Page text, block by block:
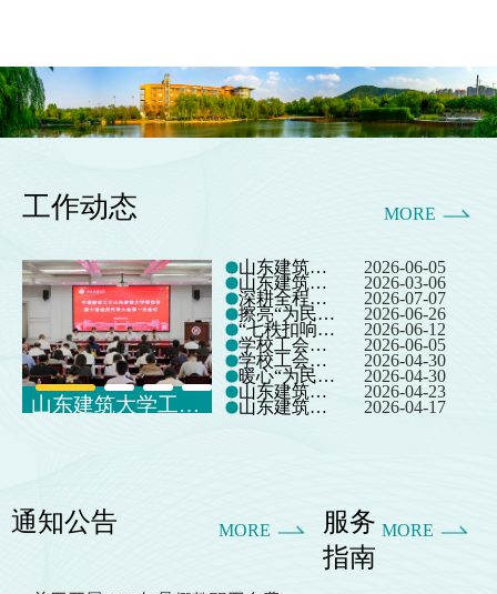
MORE
工作动态
山东建筑大学工会召开第十届会员代表大会第一次会议 山东建筑大学召开第十届教职工代表大会第一次会议暨2026年度工作会议
2026-06-05
2026-03-06
2026-07-07
2026-06-26
2026-06-12
学校工会妇委会圆满完成“积极婚育观”调研访谈工作任务 2026-06-05
2026-04-30
2026-04-30
山东建筑大学举办职工健身房启用仪式 2026-04-23
山东建筑大学举办“七秩同心 巾帼芳华”2026年女职工拥抱春天欢乐健步走活动 2026-04-17
MORE
通知公告 MORE
服务
指南